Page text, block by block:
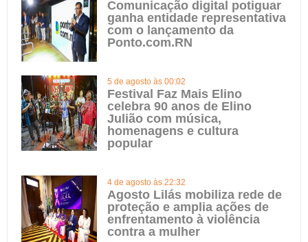
Comunicação digital potiguar
ganha entidade representativa
com o lançamento da
Ponto.com.RN
5 de agosto às 00:02
Festival Faz Mais Elino
celebra 90 anos de Elino
Julião com música,
homenagens e cultura
popular
4 de agosto às 22:32
Agosto Lilás mobiliza rede de
proteção e amplia ações de
enfrentamento à violência
contra a mulher